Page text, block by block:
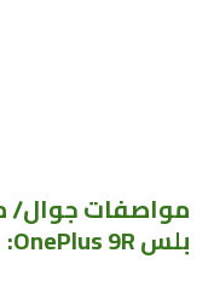
مواصفات جوال/
بلس OnePlus 9R: